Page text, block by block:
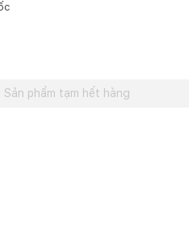
Sản phẩm tạm hết hàng